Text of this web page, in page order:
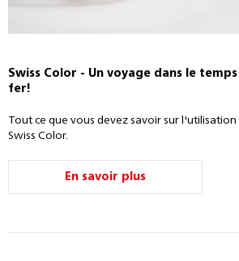
Swiss Color - Un voyage dans le
fer!
Tout ce que vous devez savoir sur
Swiss Color.
En savoir plus